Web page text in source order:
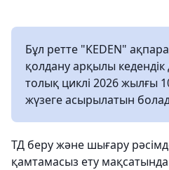
Бұл ретте "KEDEN"
қолдану арқылы
толық циклі 2026 жылғы
жүзеге асырылатын
ТД беру және шығару
қамтамасыз ету